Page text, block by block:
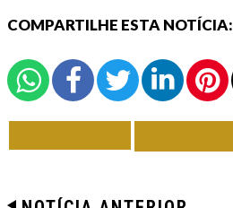
COMPARTILHE ESTA NOTÍCIA: